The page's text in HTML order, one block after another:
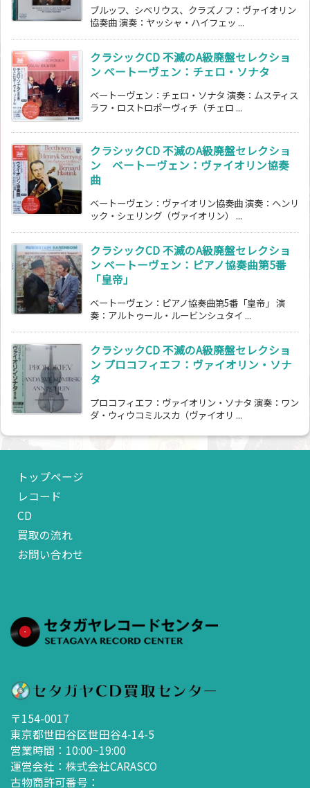
ブルッフ、シベリウス、クラズノフ：ヴァイオリン
協奏曲 演奏：ヤッシャ・ハイフェッ ...
クラシックCD 不滅のA級廃盤セレクショ
ン ベートーヴェン：チェロ・ソナタ
ベートーヴェン：チェロ・ソナタ 演奏：ムスティス
ラフ・ロストロポーヴィチ（チェロ ...
クラシックCD 不滅のA級廃盤セレクショ
ン ベートーヴェン：ヴァイオリン協奏
曲
ベートーヴェン：ヴァイオリン協奏曲 演奏：ヘンリ
ック・シェリング（ヴァイオリン） ...
クラシックCD 不滅のA級廃盤セレクショ
ン ベートーヴェン：ピアノ協奏曲第5番
「皇帝」
ベートーヴェン：ピアノ協奏曲第5番「皇帝」 演
奏：アルトゥール・ルービンシュタイ ...
クラシックCD 不滅のA級廃盤セレクショ
ン プロコフィエフ：ヴァイオリン・ソナ
タ
プロコフィエフ：ヴァイオリン・ソナタ 演奏：ワン
ダ・ウィウコミルスカ（ヴァイオリ ...
トップページ
レコード
CD
買取の流れ
お問い合わせ
〒154-0017
東京都世田谷区世田谷4-14-5
営業時間：10:00~19:00
運営会社：株式会社CARASCO
古物商許可番号：